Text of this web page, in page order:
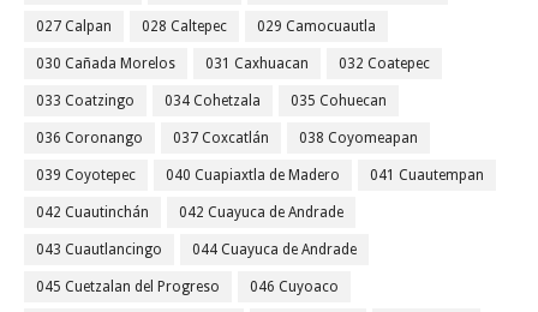
027 Calpan 028 Caltepec 029 Camocuautla
030 Cañada Morelos 031 Caxhuacan 032 Coatepec
033 Coatzingo 034 Cohetzala 035 Cohuecan
036 Coronango 037 Coxcatlán 038 Coyomeapan
039 Coyotepec 040 Cuapiaxtla de Madero 041 Cuautempan
042 Cuautinchán 042 Cuayuca de Andrade
043 Cuautlancingo 044 Cuayuca de Andrade
045 Cuetzalan del Progreso 046 Cuyoaco